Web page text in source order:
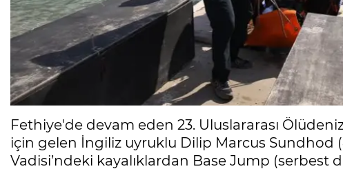
Fethiye'de devam eden 23. Uluslararası
için gelen İngiliz uyruklu Dilip Marcus Sundhod
Vadisi’ndeki kayalıklardan Base Jump (serbest